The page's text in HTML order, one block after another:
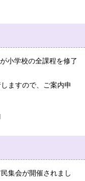
小学校の全課程を修了
ますので、ご案内申
集会が開催されまし